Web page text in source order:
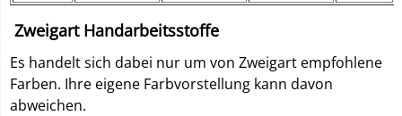
Zweigart Handarbeitsstoffe
Es handelt sich dabei nur um von Zweigart empfohlene
Farben. Ihre eigene Farbvorstellung kann davon
abweichen.